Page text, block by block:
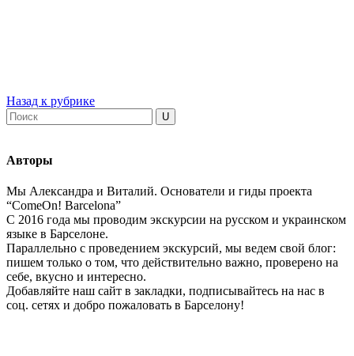
Назад к рубрике
Авторы
Мы Александра и Виталий. Основатели и гиды проекта
“ComeOn! Barcelona”
С 2016 года мы проводим экскурсии на русском и украинском
языке в Барселоне.
Параллельно с проведением экскурсий, мы ведем свой блог:
пишем только о том, что действительно важно, проверено на
себе, вкусно и интересно.
Добавляйте наш сайт в закладки, подписывайтесь на нас в
соц. сетях и добро пожаловать в Барселону!